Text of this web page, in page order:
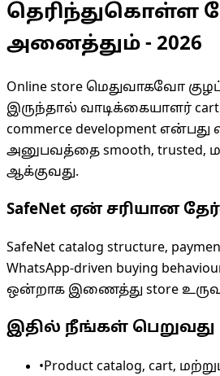
தெரிந்துகொள்ள
அனைத்தும் - 2026
Online store மெதுவாகவோ
இருந்தால் வாடிக்கையாளர்
commerce development
அனுபவத்தை smooth, trusted,
ஆக்குவது.
SafeNet ஏன் சரியான
SafeNet catalog structure,
WhatsApp-driven buying
ஒன்றாக இணைத்து store
இதில் நீங்கள் பெறுவது
•Product catalog, cart,